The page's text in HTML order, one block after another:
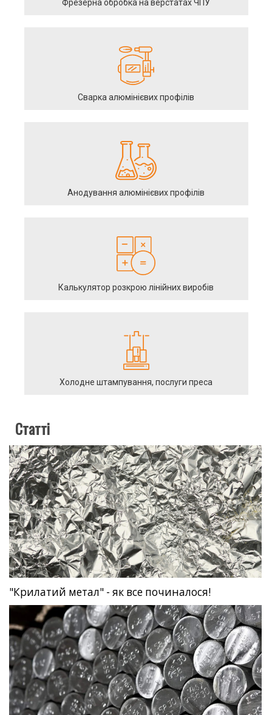
Фрезерна обробка на верстатах ЧПУ
Сварка алюмінієвих профілів
Анодування алюмінієвих профілів
Калькулятор розкрою лінійних виробів
Холодне штампування, послуги преса
Статті
"Крилатий метал" - як все починалося!